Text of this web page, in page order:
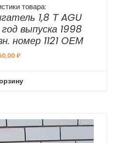
товара:
1,8 Т AGU
выпуска 1998
номер 1121 ОЕМ
₽